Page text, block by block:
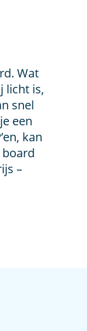
Wat
licht is,
snel
een
kan
–